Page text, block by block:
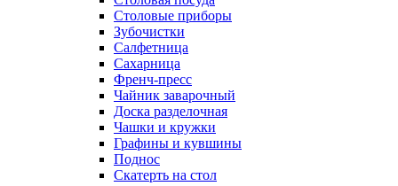
Столовые приборы
Зубочистки
Салфетница
Сахарница
Френч-пресс
Чайник заварочный
Доска разделочная
Чашки и кружки
Графины и кувшины
Поднос
Скатерть на стол